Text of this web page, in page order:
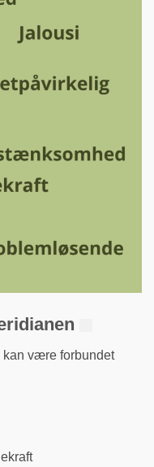
kan være forbundet